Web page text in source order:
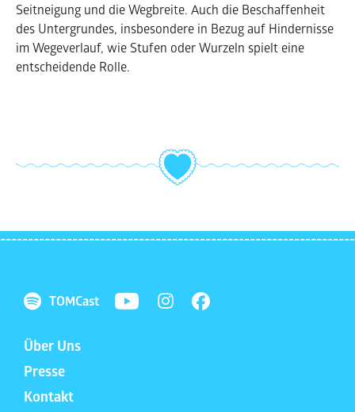
Seitneigung und die Wegbreite. Auch die Beschaffenheit
des Untergrundes, insbesondere in Bezug auf Hindernisse
im Wegeverlauf, wie Stufen oder Wurzeln spielt eine
entscheidende Rolle.
TOMCast
Über Uns
Presse
Kontakt